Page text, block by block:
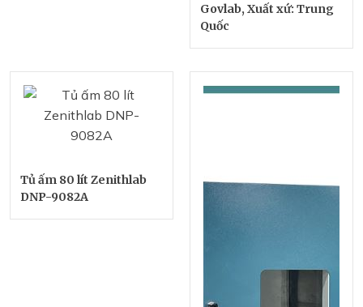
Govlab, Xuất xứ: Trung
Quốc
Tủ ấm 80 lít Zenithlab
DNP-9082A